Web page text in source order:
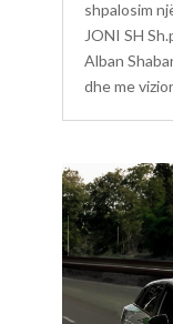
shpalosim
JONI SH
Alban
dhe me